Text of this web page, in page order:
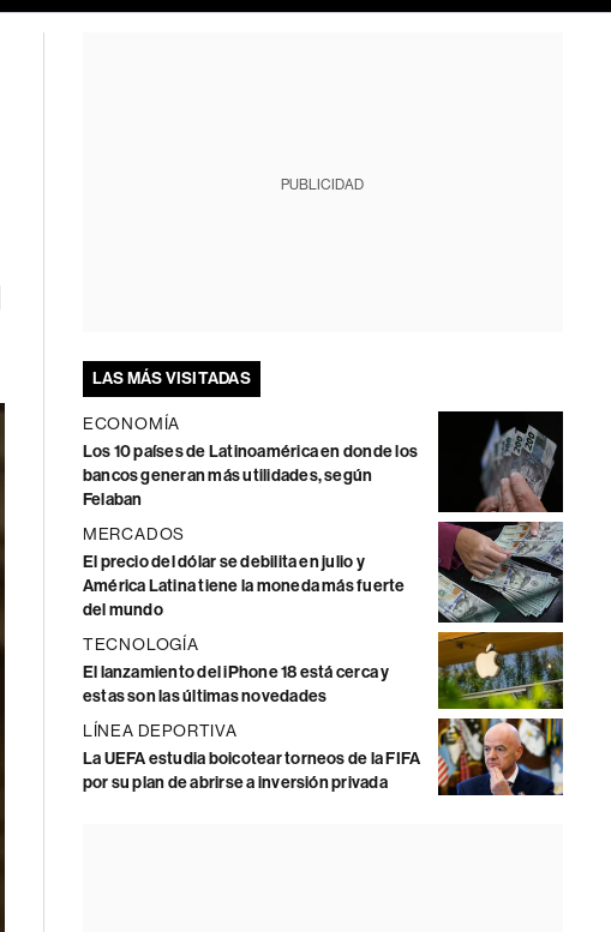
PUBLICIDAD
LAS MÁS VISITADAS
ECONOMÍA
Los 10 países de Latinoamérica en donde los
bancos generan más utilidades, según
Felaban
MERCADOS
El precio del dólar se debilita en julio y
América Latina tiene la moneda más fuerte
del mundo
TECNOLOGÍA
El lanzamiento del iPhone 18 está cerca y
estas son las últimas novedades
LÍNEA DEPORTIVA
La UEFA estudia boicotear torneos de la FIFA
por su plan de abrirse a inversión privada